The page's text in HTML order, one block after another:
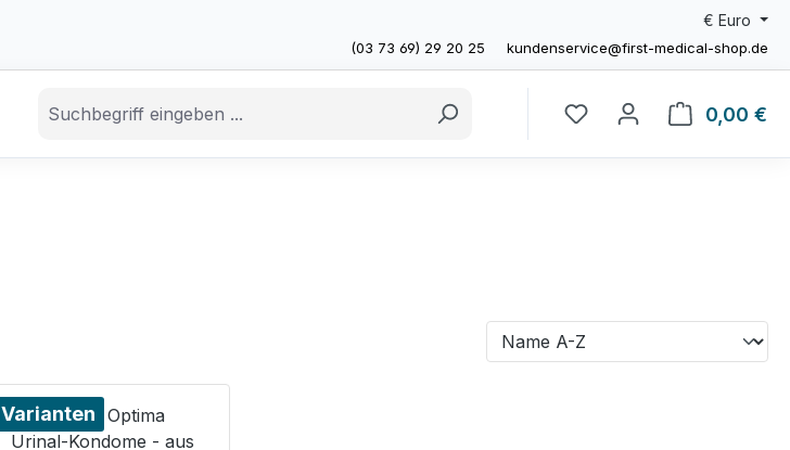
(03 73 69) 29 20 25 kundenservice@first-medical-shop.de
€ Euro
0,00 €
Varianten